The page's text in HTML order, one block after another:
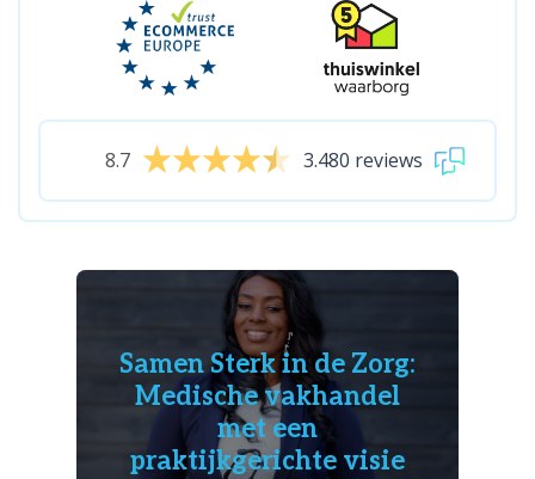
8.7 3.480 reviews
Samen Sterk in de Zorg:
Medische vakhandel
met een
praktijkgerichte visie